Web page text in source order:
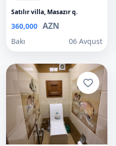
Satılır villa, Masazır q.
360,000 AZN
Bakı 06 Avqust